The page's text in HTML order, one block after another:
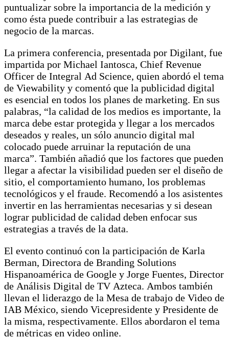
puntualizar sobre la importancia de la medición y
como ésta puede contribuir a las estrategias de
negocio de la marcas.
La primera conferencia, presentada por Digilant, fue
impartida por Michael Iantosca, Chief Revenue
Officer de Integral Ad Science, quien abordó el tema
de Viewability y comentó que la publicidad digital
es esencial en todos los planes de marketing. En sus
palabras, “la calidad de los medios es importante, la
marca debe estar protegida y llegar a los mercados
deseados y reales, un sólo anuncio digital mal
colocado puede arruinar la reputación de una
marca”. También añadió que los factores que pueden
llegar a afectar la visibilidad pueden ser el diseño de
sitio, el comportamiento humano, los problemas
tecnológicos y el fraude. Recomendó a los asistentes
invertir en las herramientas necesarias y si desean
lograr publicidad de calidad deben enfocar sus
estrategias a través de la data.
El evento continuó con la participación de Karla
Berman, Directora de Branding Solutions
Hispanoamérica de Google y Jorge Fuentes, Director
de Análisis Digital de TV Azteca. Ambos también
llevan el liderazgo de la Mesa de trabajo de Video de
IAB México, siendo Vicepresidente y Presidente de
la misma, respectivamente. Ellos abordaron el tema
de métricas en video online.